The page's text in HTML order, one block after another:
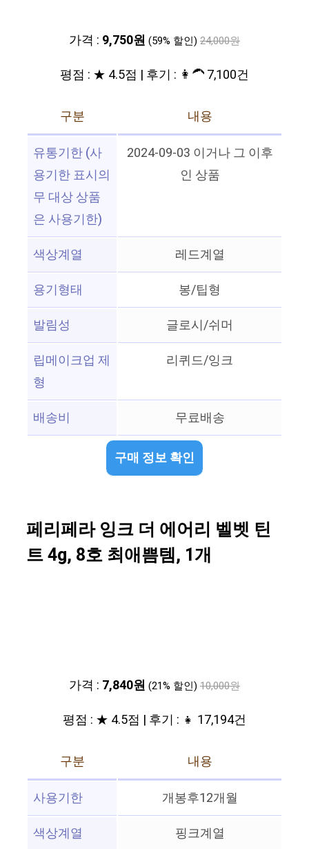
가격 : 9,750원 (59% 할인) 24,000원
평점 : ★ 4.5점 | 후기 : 👩‍🦱 7,100건
구분
내용
유통기한 (사
용기한 표시의
무 대상 상품
은 사용기한)
2024-09-03 이거나 그 이후
인 상품
색상계열
레드계열
용기형태
봉/팁형
발림성
글로시/쉬머
립메이크업 제
형
리퀴드/잉크
배송비 무료배송
구매 정보 확인
페리페라 잉크 더 에어리 벨벳 틴
트 4g, 8호 최애쁨템, 1개
가격 : 7,840원 (21% 할인) 10,000원
평점 : ★ 4.5점 | 후기 : 👧 17,194건
구분
내용
사용기한
개봉후12개월
색상계열
핑크계열